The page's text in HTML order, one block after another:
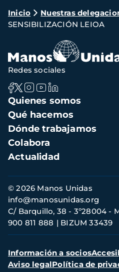
Ruta
de
navegación
Inicio Nuestras
SENSIBILIZACIÓN LEIOA
Navegación
principal
Quienes somos
Qué hacemos
Dónde trabajamos
Colabora
Actualidad
Redes sociales
Información
de
contacto
© 2026 Manos Unidas
C/ Barquillo, 38 - 3º28004 -
900 811 888
BIZUM 33439
info@manosunidas.org
Menú
secundario
Información a socios
Aviso legalPolítica de